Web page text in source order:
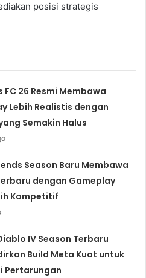
posisi strategis
FC 26 Resmi Membawa
Lebih Realistis dengan
Semakin Halus
Season Baru Membawa
dengan Gameplay
Kompetitif
IV Season Terbaru
Build Meta Kuat untuk
Pertarungan